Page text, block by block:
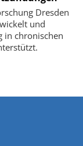
Dresden
und
in chronischen